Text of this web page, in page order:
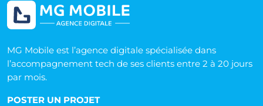
MG Mobile est l’agence digitale spécialisée dans
l’accompagnement tech de ses clients entre 2 à 20 jours
par mois.
POSTER UN PROJET